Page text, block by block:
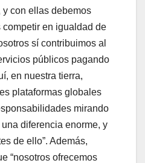
y con ellas debemos
en igualdad de
sí contribuimos al
públicos pagando
en nuestra tierra,
plataformas globales
mirando
diferencia enorme, y
de ello”. Además,
“nosotros ofrecemos